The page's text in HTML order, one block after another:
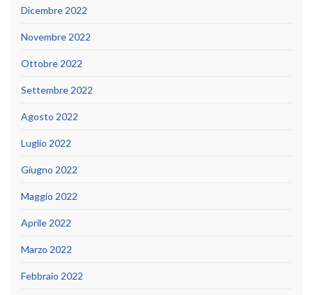
Dicembre 2022
Novembre 2022
Ottobre 2022
Settembre 2022
Agosto 2022
Luglio 2022
Giugno 2022
Maggio 2022
Aprile 2022
Marzo 2022
Febbraio 2022